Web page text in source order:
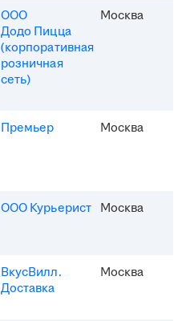
ООО
Додо Пицца
(корпоративная
розничная
сеть)
Москва
Премьер Москва
ООО Курьерист Москва
ВкусВилл.
Доставка
Москва